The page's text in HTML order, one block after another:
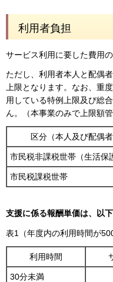
利用者負担
サービス利用に要した費用
ただし、利用者本人と配偶
上限となります。なお、重
用している特例上限及び総
ん。（本事業のみで上限額
区分（本人及び配偶
市民税非課税世帯（生活保
市民税課税世帯
支援に係る報酬単価は、以下
表1（年度内の利用時間が
利用時間
30分未満